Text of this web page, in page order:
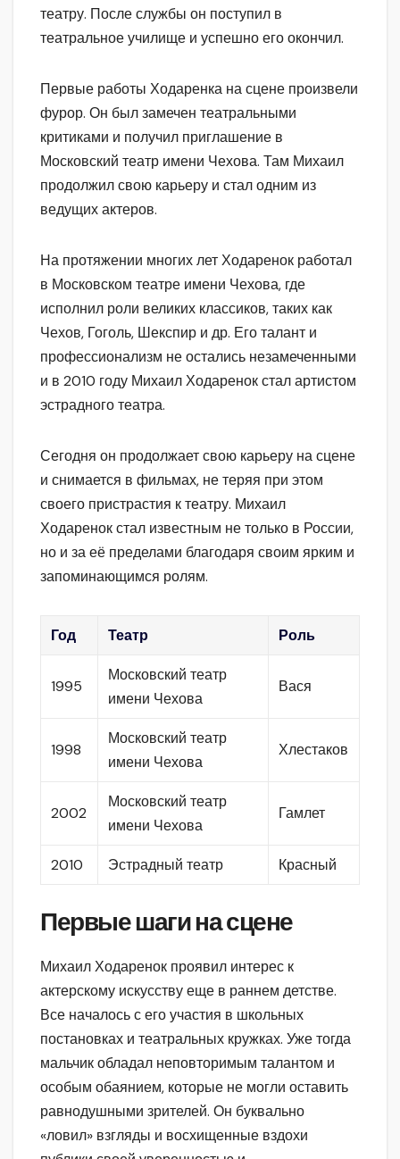
театру. После службы он поступил в
театральное училище и успешно его окончил.
Первые работы Ходаренка на сцене произвели
фурор. Он был замечен театральными
критиками и получил приглашение в
Московский театр имени Чехова. Там Михаил
продолжил свою карьеру и стал одним из
ведущих актеров.
На протяжении многих лет Ходаренок работал
в Московском театре имени Чехова, где
исполнил роли великих классиков, таких как
Чехов, Гоголь, Шекспир и др. Его талант и
профессионализм не остались незамеченными
и в 2010 году Михаил Ходаренок стал артистом
эстрадного театра.
Сегодня он продолжает свою карьеру на сцене
и снимается в фильмах, не теряя при этом
своего пристрастия к театру. Михаил
Ходаренок стал известным не только в России,
но и за её пределами благодаря своим ярким и
запоминающимся ролям.
Год Театр Роль
1995
Московский театр
имени Чехова
Вася
1998
Московский театр
имени Чехова
Хлестаков
2002
Московский театр
имени Чехова
Гамлет
2010 Эстрадный театр Красный
Первые шаги на сцене
Михаил Ходаренок проявил интерес к
актерскому искусству еще в раннем детстве.
Все началось с его участия в школьных
постановках и театральных кружках. Уже тогда
мальчик обладал неповторимым талантом и
особым обаянием, которые не могли оставить
равнодушными зрителей. Он буквально
«ловил» взгляды и восхищенные вздохи